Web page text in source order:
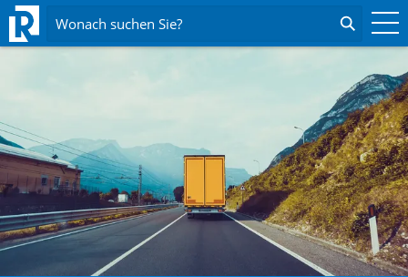
Wonach suchen Sie?